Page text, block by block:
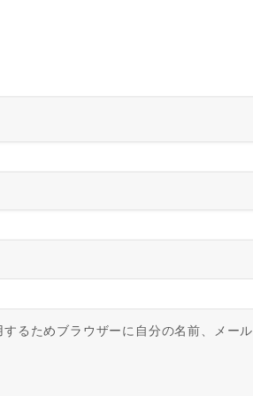
るためブラウザーに自分の名前、メー